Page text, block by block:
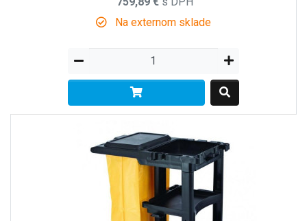
Na externom sklade